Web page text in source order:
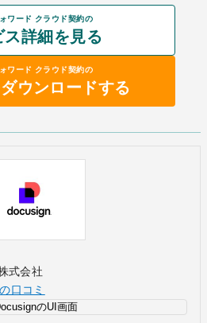
ワード クラウド契約の
ス詳細を見る
ワード クラウド契約の
ウンロードする
式会社
口コミ